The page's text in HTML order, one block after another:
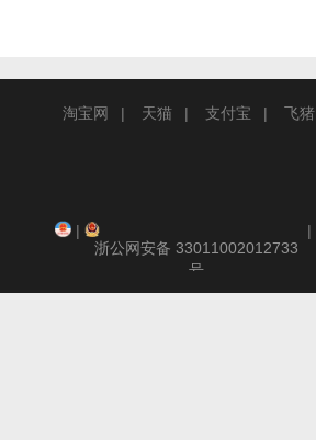
淘宝网 天猫 支付宝 飞猪
|
浙公网安备 33011002012733
号
|